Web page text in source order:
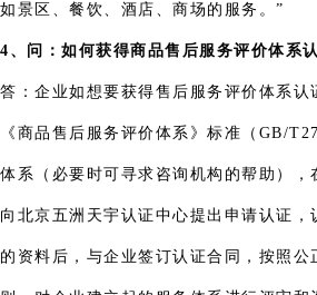
如景区、餐饮、酒店、商场的服务。”
4、问：如何获得商品售后服务评价体系
答：企业如想要获得售后服务评价体系认
《商品售后服务评价体系》标准（GB/
体系（必要时可寻求咨询机构的帮助），
向北京五洲天宇认证中心提出申请认证，
的资料后，与企业签订认证合同，按照公